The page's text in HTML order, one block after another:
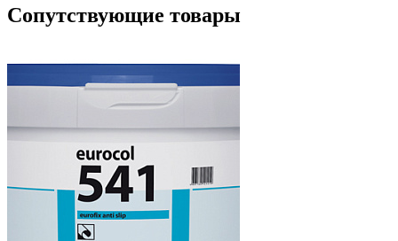
Сопутствующие товары